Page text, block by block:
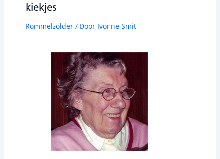
kiekjes
Rommelzolder/ Door Ivonne Smit